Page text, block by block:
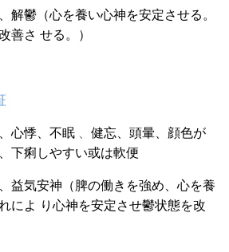
解鬱（心を養い心神を安定させる。
善さ せる。）
心悸、不眠
健忘、頭暈、顔色が
下痢しやすい或は軟便
益気安神（脾の働きを強め、心を養
によ り心神を安定させ鬱状態を改